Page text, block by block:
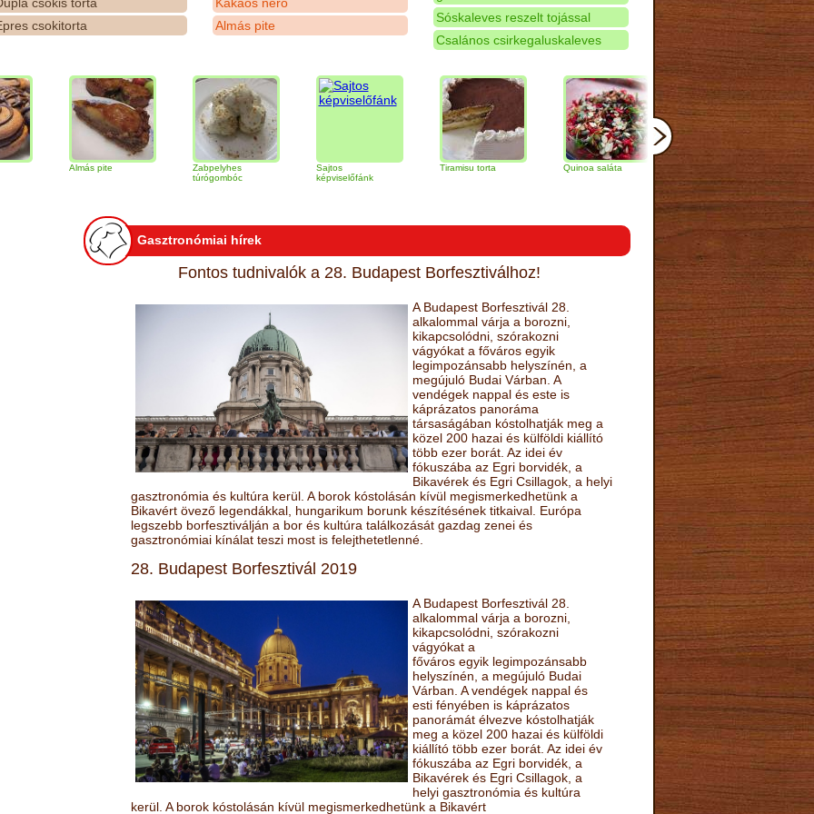
csokitorta
Almás pite
Sóskaleves reszelt tojással
Csalános csirkegaluskaleves
Almás pite
Zabpelyhes
túrógombóc
képviselőfánk
Tiramisu torta Quinoa saláta Mandulás kifli
narancs
Gasztronómiai hírek
Fontos tudnivalók a 28. Budapest Borfesztiválhoz!
A Budapest Borfesztivál 28.
alkalommal várja a borozni,
kikapcsolódni, szórakozni
vágyókat a főváros egyik
legimpozánsabb helyszínén, a
megújuló Budai Várban. A
vendégek nappal és este is
káprázatos panoráma
társaságában kóstolhatják meg a
közel 200 hazai és külföldi kiállító
több ezer borát. Az idei év
fókuszába az Egri borvidék, a
Bikavérek és Egri Csillagok, a helyi
gasztronómia és kultúra kerül. A borok kóstolásán kívül megismerkedhetünk a
Bikavért övező legendákkal, hungarikum borunk készítésének titkaival. Európa
legszebb borfesztiválján a bor és kultúra találkozását gazdag zenei és
gasztronómiai kínálat teszi most is felejthetetlenné.
28. Budapest Borfesztivál 2019
A Budapest Borfesztivál 28.
alkalommal várja a borozni,
kikapcsolódni, szórakozni
vágyókat a
főváros egyik legimpozánsabb
helyszínén, a megújuló Budai
Várban. A vendégek nappal és
esti fényében is káprázatos
panorámát élvezve kóstolhatják
meg a közel 200 hazai és külföldi
kiállító több ezer borát. Az idei év
fókuszába az Egri borvidék, a
Bikavérek és Egri Csillagok, a
helyi gasztronómia és kultúra
kerül. A borok kóstolásán kívül megismerkedhetünk a Bikavért